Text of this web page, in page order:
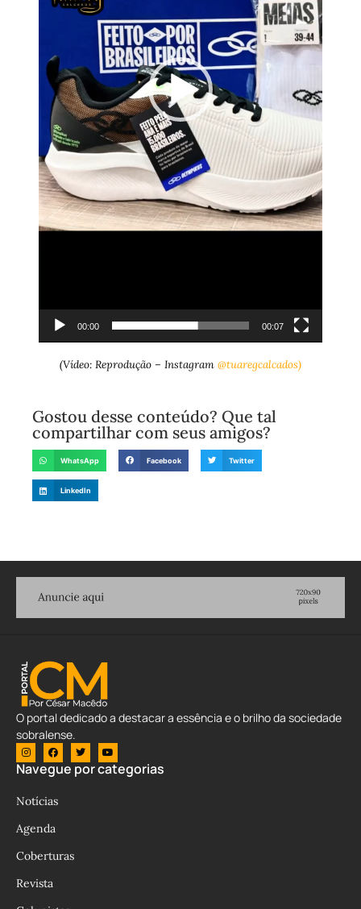
00:00 00:07
(Vídeo: Reprodução – Instagram @tuaregcalcados)
Gostou desse conteúdo? Que tal
compartilhar com seus amigos?
WhatsApp Facebook Twitter
LinkedIn
O portal dedicado a destacar a essência e o brilho da sociedade
sobralense.
Navegue por categorias
Notícias
Agenda
Coberturas
Revista